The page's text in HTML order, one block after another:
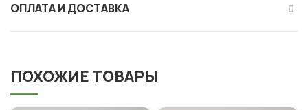
ОПЛАТА И ДОСТАВКА
ПОХОЖИЕ ТОВАРЫ